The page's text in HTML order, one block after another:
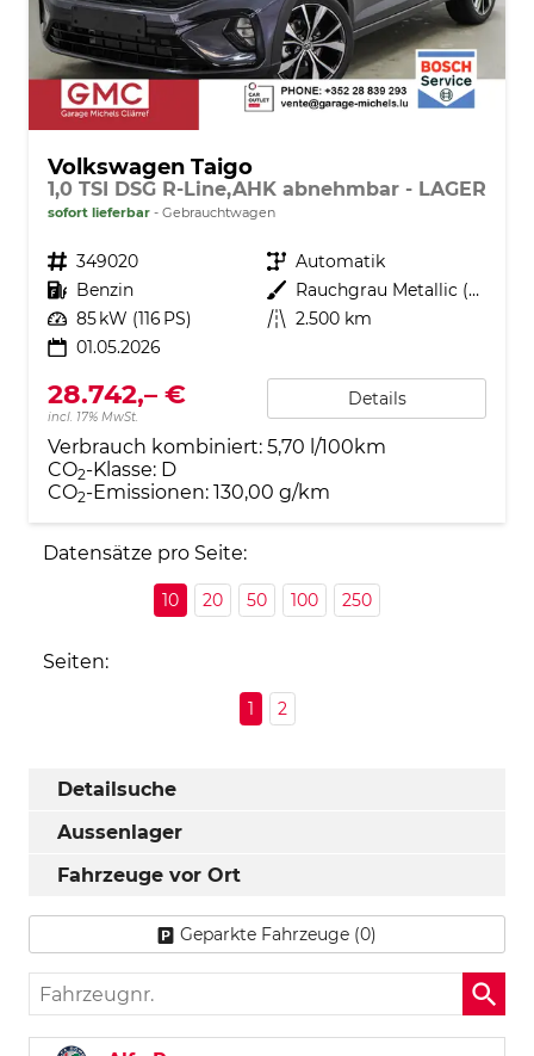
Volkswagen Taigo
1,0 TSI DSG R-Line,AHK abnehmbar - LAGER
sofort lieferbar Gebrauchtwagen
Fahrzeugnr. 349020 Getriebe Automatik
Kraftstoff Benzin Außenfarbe
Rauchgrau Metallic (5W)
Leistung 85 kW (116 PS) Kilometerstand 2.500 km
01.05.2026
28.742,– €
incl. 17% MwSt.
Details
Verbrauch kombiniert: 5,70 l/100km
CO2-Klasse: D
CO2-Emissionen: 130,00 g/km
Datensätze pro Seite:
10 20 50 100 250
Seiten:
1 2
Detailsuche
Aussenlager
Fahrzeuge vor Ort
Geparkte Fahrzeuge (0)
Fahrzeugnr.